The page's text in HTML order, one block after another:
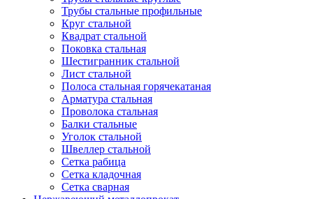
Трубы стальные профильные
Круг стальной
Квадрат стальной
Поковка стальная
Шестигранник стальной
Лист стальной
Полоса стальная горячекатаная
Арматура стальная
Проволока стальная
Балки стальные
Уголок стальной
Швеллер стальной
Сетка рабица
Сетка кладочная
Сетка сварная